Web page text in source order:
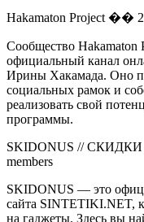
Hakamaton Project ��
Сообщество Hakamaton
официальный канал
Ирины Хакамада. Оно
социальных рамок и
реализовать свой
программы.
SKIDONUS // СКИДКИ
members
SKIDONUS — это
сайта SINTETIKI.NET,
на гаджеты. Здесь вы